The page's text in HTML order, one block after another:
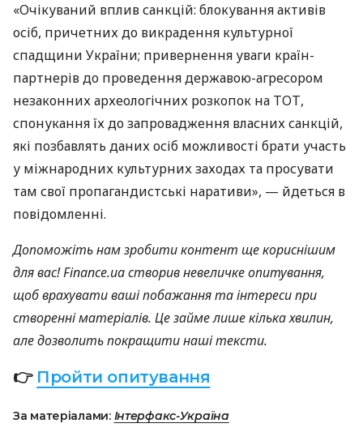
«Очікуваний вплив санкцій: блокування активів
осіб, причетних до викрадення культурної
спадщини України; привернення уваги країн-
партнерів до проведення державою-агресором
незаконних археологічних розкопок на ТОТ,
спонукання їх до запровадження власних санкцій,
які позбавлять даних осіб можливості брати участь
у міжнародних культурних заходах та просувати
там свої пропагандистські наративи», — йдеться в
повідомленні.
Допоможіть нам зробити контент ще кориснішим
для вас! Finance.ua створив невеличке опитування,
щоб врахувати ваші побажання та інтереси при
створенні матеріалів. Це займе лише кілька хвилин,
але дозволить покращити наші тексти.
👉 Пройти опитування
За матеріалами: Інтерфакс-Україна